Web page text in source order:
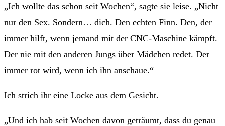
„Ich wollte das schon seit Wochen“, sagte sie leise. „Nicht
nur den Sex. Sondern… dich. Den echten Finn. Den, der
immer hilft, wenn jemand mit der CNC-Maschine kämpft.
Der nie mit den anderen Jungs über Mädchen redet. Der
immer rot wird, wenn ich ihn anschaue.“
Ich strich ihr eine Locke aus dem Gesicht.
„Und ich hab seit Wochen davon geträumt, dass du genau